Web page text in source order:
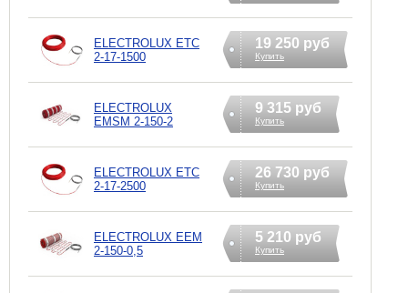
ELECTROLUX ETC
2-17-1500
19 250 руб
Купить
ELECTROLUX
EMSM 2-150-2
9 315 руб
Купить
ELECTROLUX ETC
2-17-2500
26 730 руб
Купить
ELECTROLUX EEM
2-150-0,5
5 210 руб
Купить